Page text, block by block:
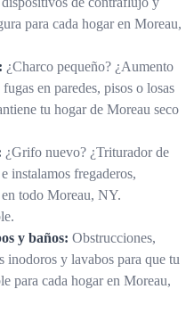
para cada hogar en Moreau,
¿Charco pequeño? ¿Aumento
en paredes, pisos o losas
tu hogar de Moreau seco
¿Grifo nuevo? ¿Triturador de
instalamos fregaderos,
todo Moreau, NY.
y baños: Obstrucciones,
inodoros y lavabos para que tu
para cada hogar en Moreau,